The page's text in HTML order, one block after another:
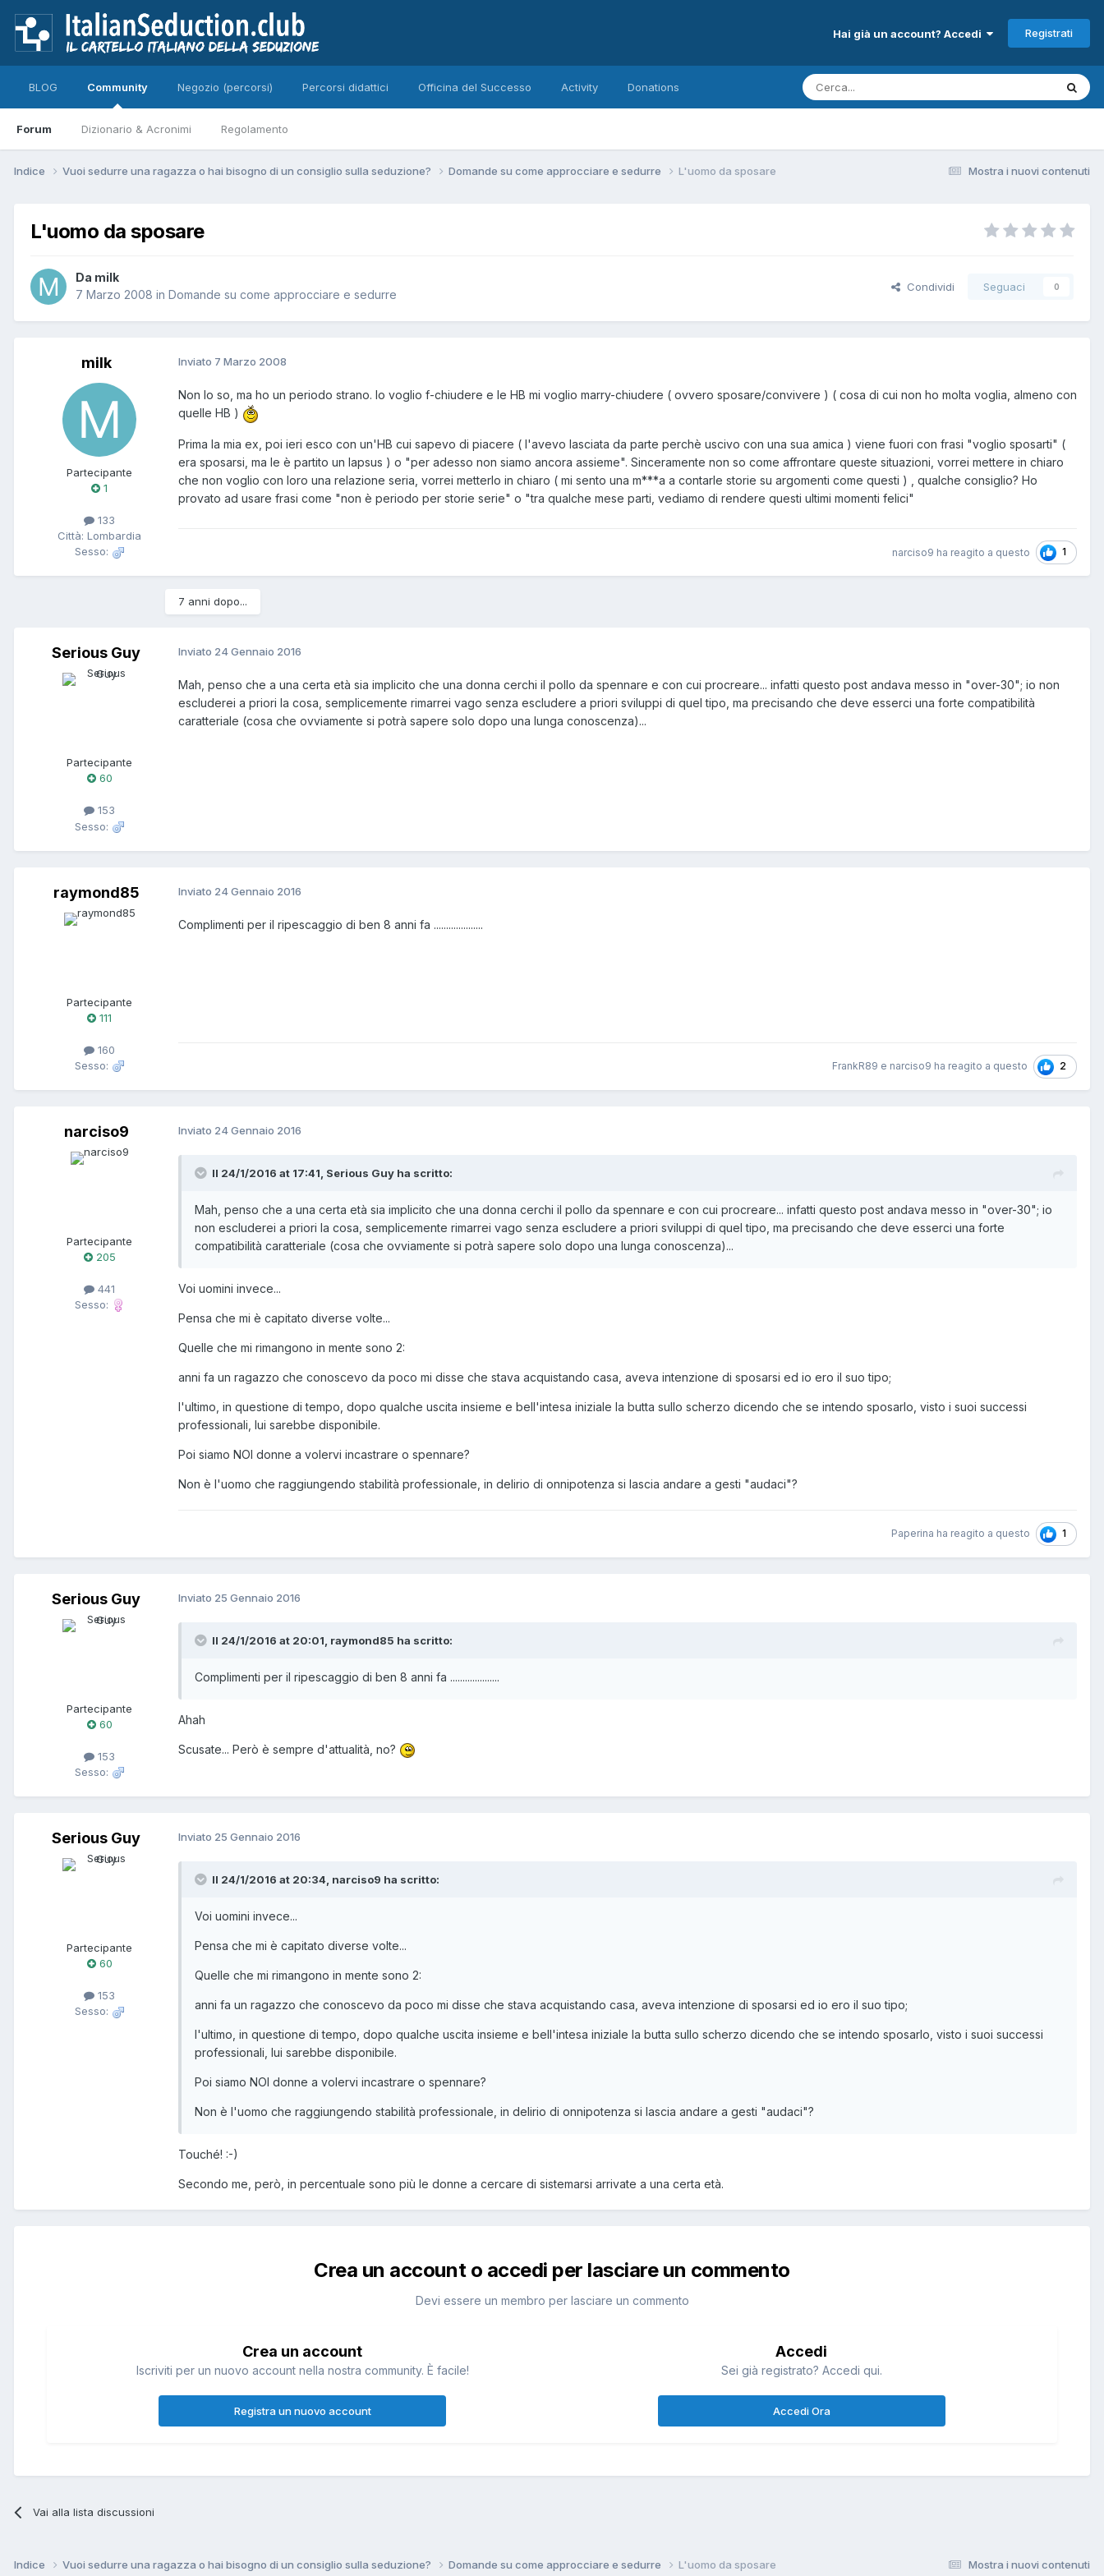
Hai già un account? Accedi Registrati
BLOG Community
Forum Dizionario & Acronimi Regolamento
Negozio (percorsi) Percorsi didattici Officina del Successo Activity Donations
Mostra i nuovi contenuti
Indice Vuoi sedurre una ragazza o hai bisogno di un consiglio sulla seduzione? Domande su come approcciare e sedurre L'uomo da sposare
L'uomo da sposare
Da milk
7 Marzo 2008 in Domande su come approcciare e sedurre
Condividi Seguaci 0
milk
Partecipante
1
133
Città: Lombardia
Sesso:
Inviato 7 Marzo 2008
Non lo so, ma ho un periodo strano. Io voglio f-chiudere e le HB mi voglio marry-chiudere ( ovvero sposare/convivere ) ( cosa di cui non ho molta voglia, almeno con
quelle HB )
Prima la mia ex, poi ieri esco con un'HB cui sapevo di piacere ( l'avevo lasciata da parte perchè uscivo con una sua amica ) viene fuori con frasi "voglio sposarti" (
era sposarsi, ma le è partito un lapsus ) o "per adesso non siamo ancora assieme". Sinceramente non so come affrontare queste situazioni, vorrei mettere in chiaro
che non voglio con loro una relazione seria, vorrei metterlo in chiaro ( mi sento una m***a a contarle storie su argomenti come questi ) , qualche consiglio? Ho
provato ad usare frasi come "non è periodo per storie serie" o "tra qualche mese parti, vediamo di rendere questi ultimi momenti felici"
narciso9 ha reagito a questo 1
7 anni dopo...
Serious Guy
Partecipante
60
153
Sesso:
Inviato 24 Gennaio 2016
Mah, penso che a una certa età sia implicito che una donna cerchi il pollo da spennare e con cui procreare... infatti questo post andava messo in "over-30"; io non
escluderei a priori la cosa, semplicemente rimarrei vago senza escludere a priori sviluppi di quel tipo, ma precisando che deve esserci una forte compatibilità
caratteriale (cosa che ovviamente si potrà sapere solo dopo una lunga conoscenza)...
raymond85
Partecipante
111
160
Sesso:
Inviato 24 Gennaio 2016
Complimenti per il ripescaggio di ben 8 anni fa ....................
FrankR89 e narciso9 ha reagito a questo 2
narciso9
Partecipante
205
441
Sesso:
Inviato 24 Gennaio 2016
Il 24/1/2016 at 17:41, Serious Guy ha scritto:
Mah, penso che a una certa età sia implicito che una donna cerchi il pollo da spennare e con cui procreare... infatti questo post andava messo in "over-30"; io
non escluderei a priori la cosa, semplicemente rimarrei vago senza escludere a priori sviluppi di quel tipo, ma precisando che deve esserci una forte
compatibilità caratteriale (cosa che ovviamente si potrà sapere solo dopo una lunga conoscenza)...
Voi uomini invece...
Pensa che mi è capitato diverse volte...
Quelle che mi rimangono in mente sono 2:
anni fa un ragazzo che conoscevo da poco mi disse che stava acquistando casa, aveva intenzione di sposarsi ed io ero il suo tipo;
l'ultimo, in questione di tempo, dopo qualche uscita insieme e bell'intesa iniziale la butta sullo scherzo dicendo che se intendo sposarlo, visto i suoi successi
professionali, lui sarebbe disponibile.
Poi siamo NOI donne a volervi incastrare o spennare?
Non è l'uomo che raggiungendo stabilità professionale, in delirio di onnipotenza si lascia andare a gesti "audaci"?
Paperina ha reagito a questo 1
Serious Guy
Partecipante
60
153
Sesso:
Inviato 25 Gennaio 2016
Il 24/1/2016 at 20:01, raymond85 ha scritto:
Complimenti per il ripescaggio di ben 8 anni fa ....................
Ahah
Scusate... Però è sempre d'attualità, no?
Serious Guy
Partecipante
60
153
Sesso:
Inviato 25 Gennaio 2016
Il 24/1/2016 at 20:34, narciso9 ha scritto:
Voi uomini invece...
Pensa che mi è capitato diverse volte...
Quelle che mi rimangono in mente sono 2:
anni fa un ragazzo che conoscevo da poco mi disse che stava acquistando casa, aveva intenzione di sposarsi ed io ero il suo tipo;
l'ultimo, in questione di tempo, dopo qualche uscita insieme e bell'intesa iniziale la butta sullo scherzo dicendo che se intendo sposarlo, visto i suoi successi
professionali, lui sarebbe disponibile.
Poi siamo NOI donne a volervi incastrare o spennare?
Non è l'uomo che raggiungendo stabilità professionale, in delirio di onnipotenza si lascia andare a gesti "audaci"?
Touché! :-)
Secondo me, però, in percentuale sono più le donne a cercare di sistemarsi arrivate a una certa età.
Crea un account o accedi per lasciare un commento
Devi essere un membro per lasciare un commento
Crea un account
Iscriviti per un nuovo account nella nostra community. È facile!
Registra un nuovo account
Accedi
Sei già registrato? Accedi qui.
Accedi Ora
Vai alla lista discussioni
Mostra i nuovi contenuti
Indice Vuoi sedurre una ragazza o hai bisogno di un consiglio sulla seduzione? Domande su come approcciare e sedurre L'uomo da sposare